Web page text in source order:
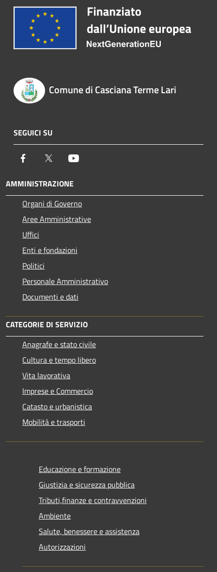
Comune di Casciana Terme Lari
SEGUICI SU
Facebook Twitter
AMMINISTRAZIONE
Organi di Governo
Aree Amministrative
Uffici
Enti e fondazioni
Politici
Personale Amministrativo
Documenti e dati
CATEGORIE DI SERVIZIO
Anagrafe e stato civile
Cultura e tempo libero
Vita lavorativa
Imprese e Commercio
Catasto e urbanistica
Mobilità e trasporti
Educazione e formazione
Giustizia e sicurezza pubblica
Tributi,finanze e contravvenzioni
Ambiente
Salute, benessere e assistenza
Autorizzazioni